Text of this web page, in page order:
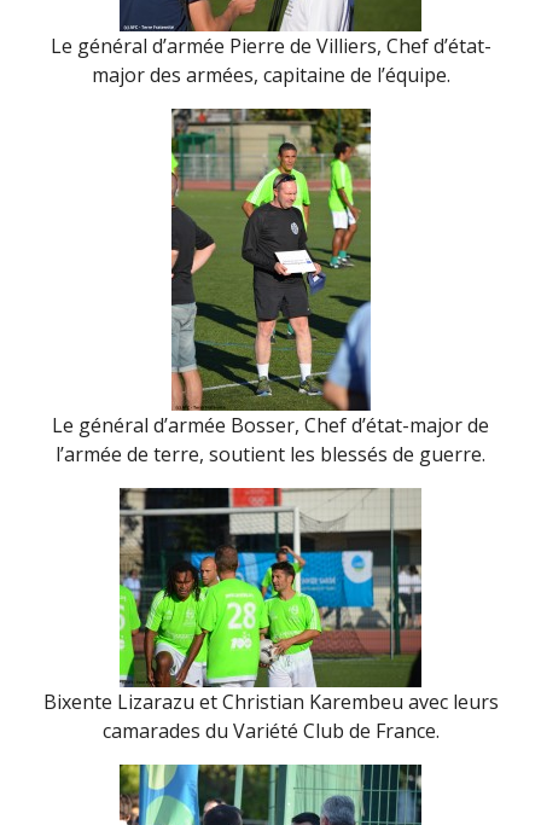
Le général d’armée Pierre de Villiers, Chef d’état-
major des armées, capitaine de l’équipe.
Le général d’armée Bosser, Chef d’état-major de
l’armée de terre, soutient les blessés de guerre.
Bixente Lizarazu et Christian Karembeu avec leurs
camarades du Variété Club de France.